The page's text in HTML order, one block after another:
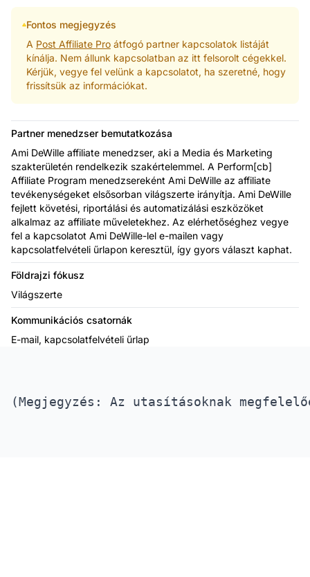
Fontos megjegyzés
A Post Affiliate Proátfogó partner kapcsolatok listáját
kínálja. Nem állunk kapcsolatban az itt felsorolt cégekkel.
Kérjük, vegye fel velünk a kapcsolatot, ha szeretné, hogy
frissítsük az információkat.
Partner menedzser bemutatkozása
Ami DeWille affiliate menedzser, aki a Media és Marketing
szakterületén rendelkezik szakértelemmel. A Perform[cb]
Affiliate Program menedzsereként Ami DeWille az affiliate
tevékenységeket elsősorban világszerte irányítja. Ami DeWille
fejlett követési, riportálási és automatizálási eszközöket
alkalmaz az affiliate műveletekhez. Az elérhetőséghez vegye
fel a kapcsolatot Ami DeWille-lel e-mailen vagy
kapcsolatfelvételi űrlapon keresztül, így gyors választ kaphat.
Földrajzi fókusz
Világszerte
Kommunikációs csatornák
E-mail, kapcsolatfelvételi űrlap